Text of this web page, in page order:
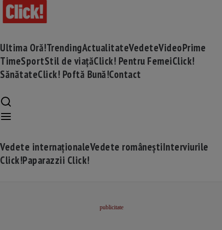
Ultima Oră!TrendingActualitateVedeteVideoPrime
TimeSportStil de viațăClick! Pentru FemeiClick!
SănătateClick! Poftă Bună!Contact
Vedete internaționaleVedete româneștiInterviurile
Click!Paparazzii Click!